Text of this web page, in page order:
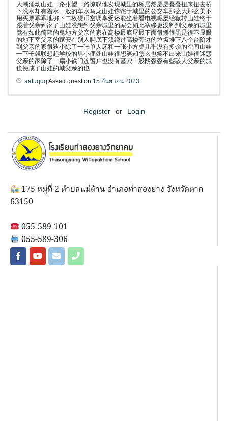
人潮涌动山娃一路张望一路惊叹他发现城里的桥居然层层叠叠扭来扭去桥
下没水却有着水一般的车水马龙山娃惊诧于城里的公交车那么大那么美不
用买票乖乖地掷下二枚硬币空调享受还能坐着看电视呢屡经辗转山娃终于
跟着父亲到家了山娃没想到父亲城里的家会如此寒碜更没料到父亲的城里
竟有如此简陋的鬼地方父亲的家在高楼最底屋最下面很矮很黑是很不显眼
的地下室父亲的家安在别人脚底下须绕过高楼旁边的垃圾堆下八个台阶才
到父亲的家很狭小除了一张单人床和一张小方桌几乎没有多余的空间山娃
一下子就联想起学校的男小便处山娃很想笑却怎么也笑不出来山娃很迷惑
父亲的家除了一扇小铁门连窗户也没有墓穴一般阴森森有些骇人父亲的城
也便成了山娃的城父亲的也
aatuquq Asked question 15 กันยายน 2023
Register or Login
175 หมู่ที่ 2 ตำบลแม่ต้าน อำเภอท่าสองยาง จังหวัดตาก
63150
055-589-101
055-589-306